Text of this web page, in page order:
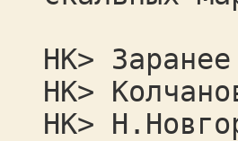
НК>
НК>
НК>